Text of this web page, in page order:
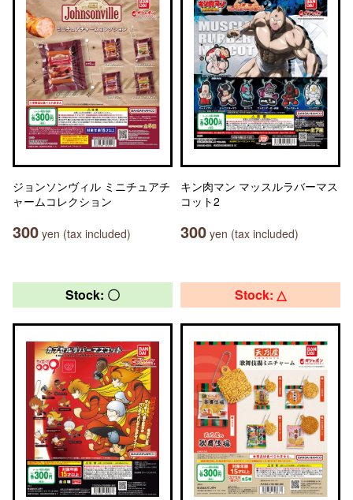
ジョンソンヴィル ミニチュアチ
ャームコレクション
300 yen (tax included)
キン肉マン マッスルラバーマス
コット2
300 yen (tax included)
Stock: 〇 Stock: △